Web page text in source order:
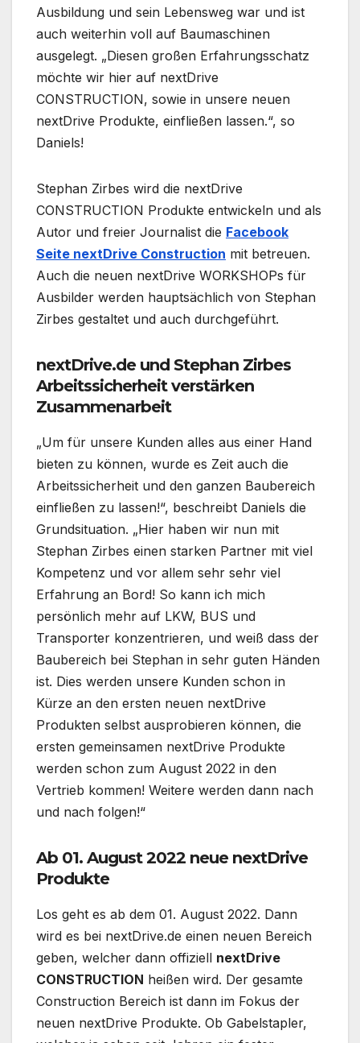
Ausbildung und sein Lebensweg war und ist
auch weiterhin voll auf Baumaschinen
ausgelegt. „Diesen großen Erfahrungsschatz
möchte wir hier auf nextDrive
CONSTRUCTION, sowie in unsere neuen
nextDrive Produkte, einfließen lassen.“, so
Daniels!
Stephan Zirbes wird die nextDrive
CONSTRUCTION Produkte entwickeln und als
Autor und freier Journalist die Facebook
Seite nextDrive Construction mit betreuen.
Auch die neuen nextDrive WORKSHOPs für
Ausbilder werden hauptsächlich von Stephan
Zirbes gestaltet und auch durchgeführt.
nextDrive.de und Stephan Zirbes
Arbeitssicherheit verstärken
Zusammenarbeit
„Um für unsere Kunden alles aus einer Hand
bieten zu können, wurde es Zeit auch die
Arbeitssicherheit und den ganzen Baubereich
einfließen zu lassen!“, beschreibt Daniels die
Grundsituation. „Hier haben wir nun mit
Stephan Zirbes einen starken Partner mit viel
Kompetenz und vor allem sehr sehr viel
Erfahrung an Bord! So kann ich mich
persönlich mehr auf LKW, BUS und
Transporter konzentrieren, und weiß dass der
Baubereich bei Stephan in sehr guten Händen
ist. Dies werden unsere Kunden schon in
Kürze an den ersten neuen nextDrive
Produkten selbst ausprobieren können, die
ersten gemeinsamen nextDrive Produkte
werden schon zum August 2022 in den
Vertrieb kommen! Weitere werden dann nach
und nach folgen!“
Ab 01. August 2022 neue nextDrive
Produkte
Los geht es ab dem 01. August 2022. Dann
wird es bei nextDrive.de einen neuen Bereich
geben, welcher dann offiziell nextDrive
CONSTRUCTION heißen wird. Der gesamte
Construction Bereich ist dann im Fokus der
neuen nextDrive Produkte. Ob Gabelstapler,